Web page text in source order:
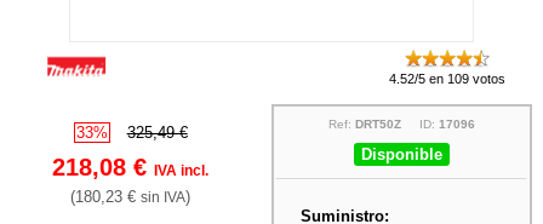
4.52/5 en 109 votos
33% 325,49 €
218,08 €IVA incl.
(180,23 €sin IVA)
Ref: DRT50ZID: 17096
Disponible
Suministro: